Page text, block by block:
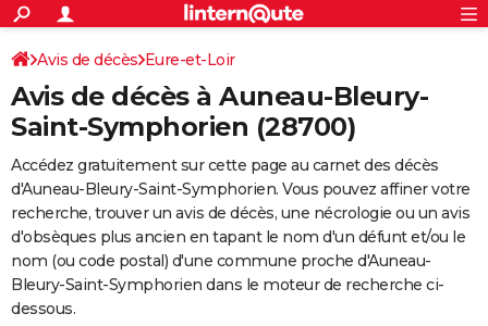
ACTUALITÉS
Politique
Société
Faits Divers
Education
Monde
Villes
+
SPORT
Coupe du monde 2026
Football
Tennis
Cyclisme
Rugby
Forum
CULTURE
FINANCE
Retraite
Impôts
Epargne
Immobilier
Risques naturels par ville
Banque
Assurance
Crédit
Essais
Réserver un essai
Citadines
Berlines
SUV
Forum auto
+
HIGH-TECH
Mobiles
Meilleur smartphone
Internet
Ordinateurs
Jeux vidéo
Guide high-tech
+
BRICOLAGE
S'inscrire
Connexion
Avis de décès Eure-et-Loir
Avis de décès à Auneau-Bleury-
Saint-Symphorien (28700)
Accédez gratuitement sur cette page au carnet des décès
d'Auneau-Bleury-Saint-Symphorien. Vous pouvez affiner votre
recherche, trouver un avis de décès, une nécrologie ou un avis
d'obsèques plus ancien en tapant le nom d'un défunt et/ou le
nom (ou code postal) d'une commune proche d'Auneau-
Bleury-Saint-Symphorien dans le moteur de recherche ci-
dessous.